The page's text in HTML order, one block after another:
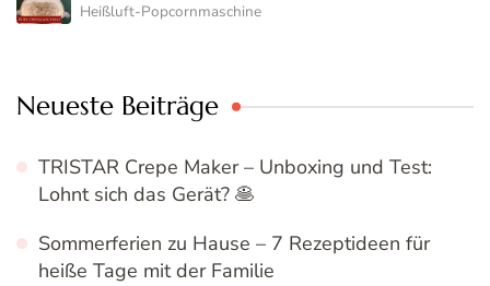
Heißluft-Popcornmaschine
Neueste Beiträge
TRISTAR Crepe Maker – Unboxing und Test:
Lohnt sich das Gerät? 🥞
Sommerferien zu Hause – 7 Rezeptideen für
heiße Tage mit der Familie